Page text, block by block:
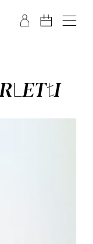
springen